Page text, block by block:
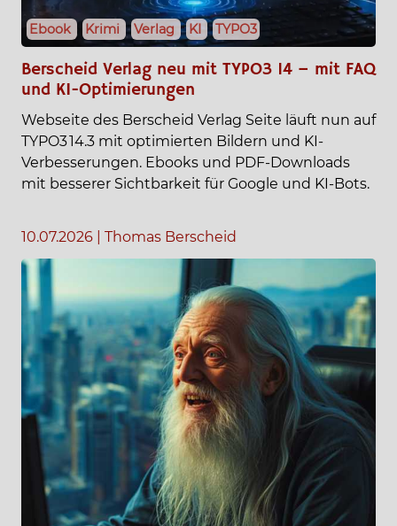
Ebook Krimi Verlag KI TYPO3
Berscheid Verlag neu mit TYPO3 14 – mit FAQ
und KI-Optimierungen
Webseite des Berscheid Verlag Seite läuft nun auf
TYPO3 14.3 mit optimierten Bildern und KI-
Verbesserungen. Ebooks und PDF-Downloads
mit besserer Sichtbarkeit für Google und KI-Bots.
10.07.2026 Thomas Berscheid